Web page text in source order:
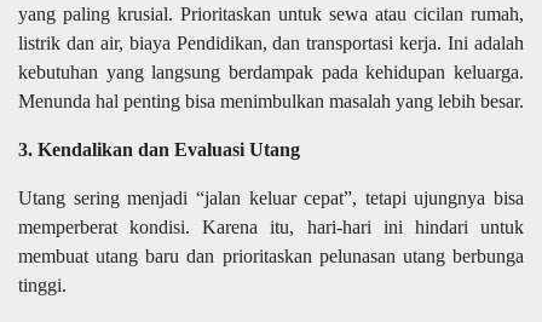
yang paling krusial. Prioritaskan untuk sewa atau cicilan rumah,
listrik dan air, biaya Pendidikan, dan transportasi kerja. Ini adalah
kebutuhan yang langsung berdampak pada kehidupan keluarga.
Menunda hal penting bisa menimbulkan masalah yang lebih besar.
3. Kendalikan dan Evaluasi Utang
Utang sering menjadi “jalan keluar cepat”, tetapi ujungnya bisa
memperberat kondisi. Karena itu, hari-hari ini hindari untuk
membuat utang baru dan prioritaskan pelunasan utang berbunga
tinggi.